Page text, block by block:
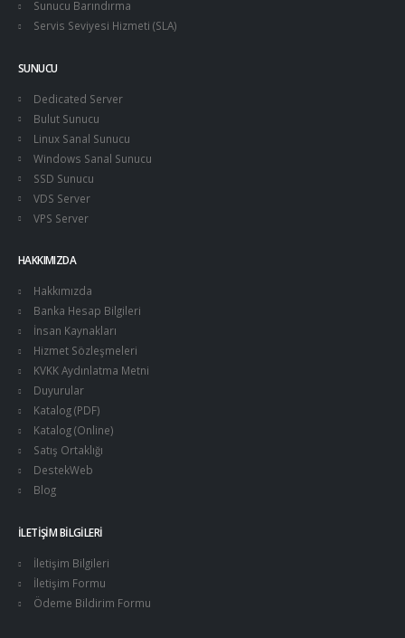
Sunucu Barındırma
Servis Seviyesi Hizmeti (SLA)
SUNUCU
Dedicated Server
Bulut Sunucu
Linux Sanal Sunucu
Windows Sanal Sunucu
SSD Sunucu
VDS Server
VPS Server
HAKKIMIZDA
Hakkımızda
Banka Hesap Bilgileri
İnsan Kaynakları
Hizmet Sözleşmeleri
KVKK Aydınlatma Metni
Duyurular
Katalog (PDF)
Katalog (Online)
Satış Ortaklığı
DestekWeb
Blog
İLETIŞIM BILGILERI
İletişim Bilgileri
İletişim Formu
Ödeme Bildirim Formu